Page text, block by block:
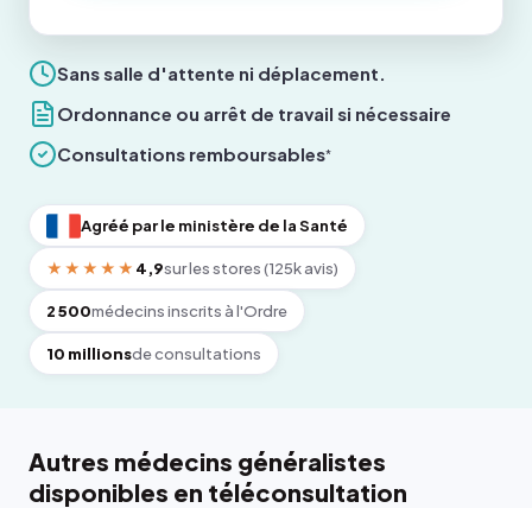
Sans salle d'attente ni déplacement.
Ordonnance ou arrêt de travail si nécessaire
Consultations remboursables*
Agréé par le ministère de la Santé
★★★★★ 4,9sur les stores (125k avis)
2 500médecins inscrits à l'Ordre
10 millionsde consultations
Autres médecins généralistes
disponibles en téléconsultation